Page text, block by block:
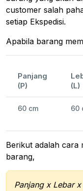
customer salah
setiap Ekspedisi.
Apabila barang
Panjang
(P)
(L)
60 cm 60
Berikut adalah cara
barang,
Panjang x Lebar